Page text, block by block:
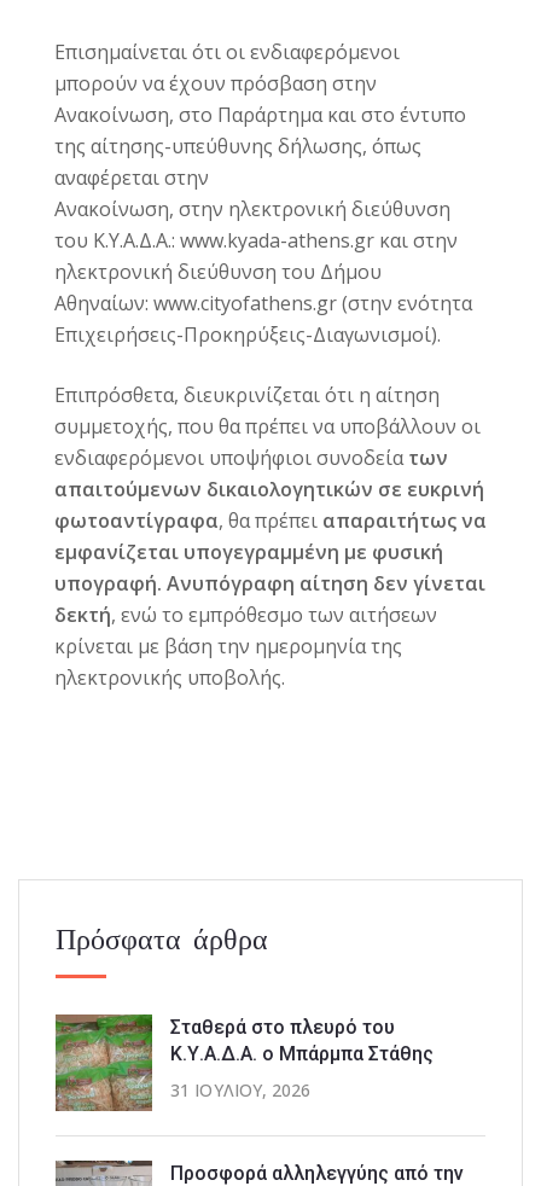
Επισημαίνεται ότι οι ενδιαφερόμενοι
μπορούν να έχουν πρόσβαση στην
Ανακοίνωση, στο Παράρτημα και στο έντυπο
της αίτησης-υπεύθυνης δήλωσης, όπως
αναφέρεται στην
Ανακοίνωση, στην ηλεκτρονική διεύθυνση
του Κ.Υ.Α.Δ.Α.: www.kyada-athens.gr και στην
ηλεκτρονική διεύθυνση του Δήμου
Αθηναίων: www.cityofathens.gr (στην ενότητα
Επιχειρήσεις-Προκηρύξεις-Διαγωνισμοί).
Επιπρόσθετα, διευκρινίζεται ότι η αίτηση
συμμετοχής, που θα πρέπει να υποβάλλουν οι
ενδιαφερόμενοι υποψήφιοι συνοδείατων
απαιτούμενων δικαιολογητικών σε ευκρινή
φωτοαντίγραφα, θα πρέπει απαραιτήτως να
εμφανίζεται υπογεγραμμένη με φυσική
υπογραφή. Ανυπόγραφη αίτηση δεν γίνεται
δεκτή, ενώ το εμπρόθεσμο των αιτήσεων
κρίνεται με βάση την ημερομηνία της
ηλεκτρονικής υποβολής.
Πρόσφατα άρθρα
Σταθερά στο πλευρό του
Κ.Υ.Α.Δ.Α. ο Μπάρμπα Στάθης
31 ΙΟΥΛΊΟΥ, 2026
Προσφορά αλληλεγγύης από την